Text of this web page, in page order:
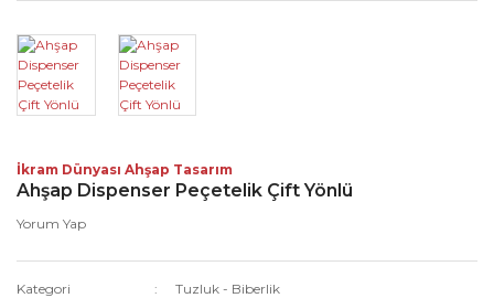
İkram Dünyası Ahşap Tasarım
Ahşap Dispenser Peçetelik Çift Yönlü
Yorum Yap
Kategori
Tuzluk - Biberlik